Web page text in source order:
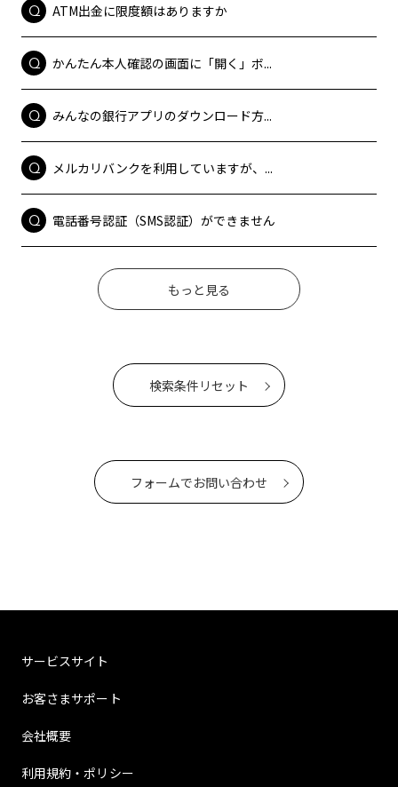
ATM出金に限度額はありますか
かんたん本人確認の画面に「開く」ボ...
みんなの銀行アプリのダウンロード方...
メルカリバンクを利用していますが、...
電話番号認証（SMS認証）ができません
もっと見る
検索条件リセット
フォームでお問い合わせ
サービスサイト
お客さまサポート
会社概要
利用規約・ポリシー